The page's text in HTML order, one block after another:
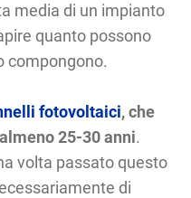
media di un impianto
quanto possono
compongono.
fotovoltaici, che
almeno 25-30 anni.
volta passato questo
di